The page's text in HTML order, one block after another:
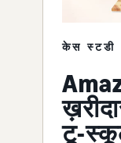
केस स्टडी
टू-